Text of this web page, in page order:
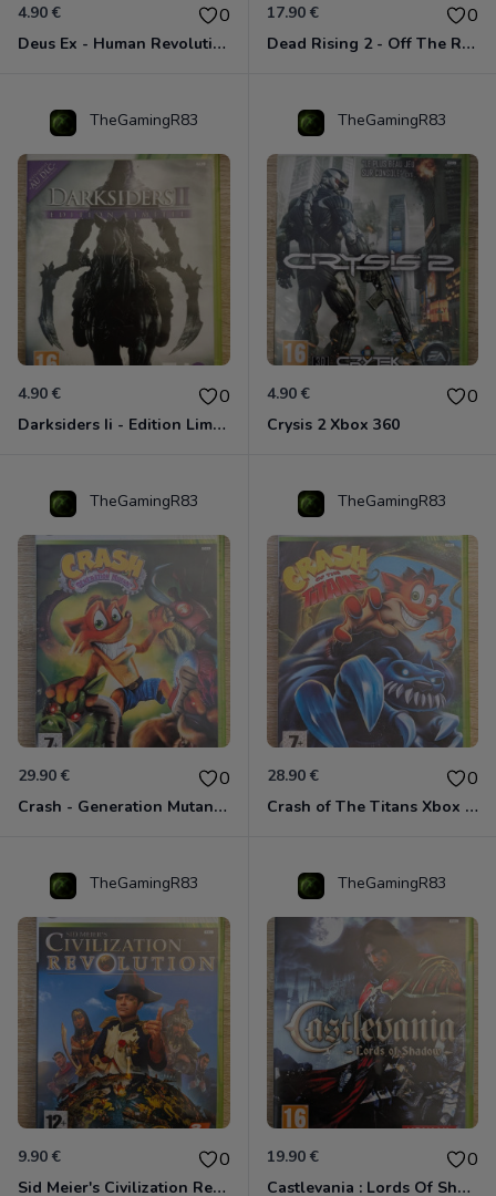
4.90 € 0
Deus Ex - Human Revolution Xbox 360
17.90 € 0
Dead Rising 2 - Off The Record Xbox 360
TheGamingR83
4.90 € 0
Darksiders Ii - Edition Limitée Xbox 360
TheGamingR83
4.90 € 0
Crysis 2 Xbox 360
TheGamingR83
29.90 € 0
Crash - Generation Mutant Xbox 360
TheGamingR83
28.90 € 0
Crash of The Titans Xbox 360
TheGamingR83
9.90 € 0
Sid Meier's Civilization Revolution Xbox 360
TheGamingR83
19.90 € 0
Castlevania : Lords Of Shadow Xbox 360